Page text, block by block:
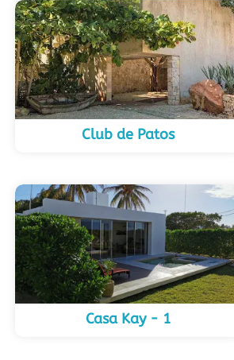
Club de Patos
Casa Kay - 1